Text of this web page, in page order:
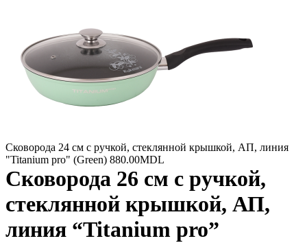
Сковорода 24 см с ручкой, стеклянной крышкой, АП, линия
"Titanium pro" (Green) 880.00MDL
Сковорода 26 см с ручкой,
стеклянной крышкой, АП,
линия “Titanium pro”